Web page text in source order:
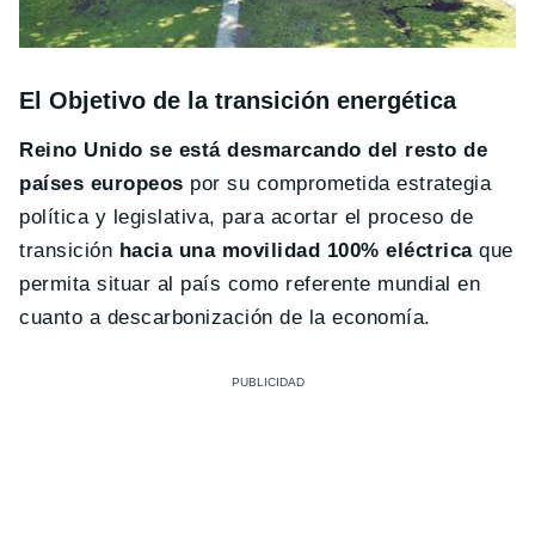
El Objetivo de la transición energética
Reino Unido se está desmarcando del resto de
países europeos por su comprometida estrategia
política y legislativa, para acortar el proceso de
transición hacia una movilidad 100% eléctricaque
permita situar al país como referente mundial en
cuanto a descarbonización de la economía.